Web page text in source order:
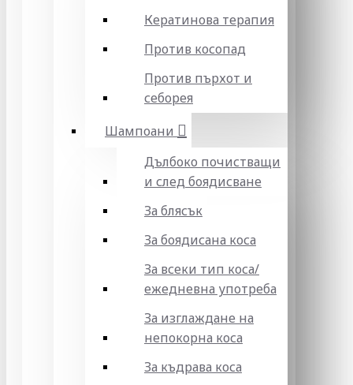
Кератинова терапия
Против косопад
Против пърхот и
себорея
Шампоани
Дълбоко почистващи
и след боядисване
За блясък
За боядисана коса
За всеки тип коса/
ежедневна употреба
За изглаждане на
непокорна коса
За къдрава коса